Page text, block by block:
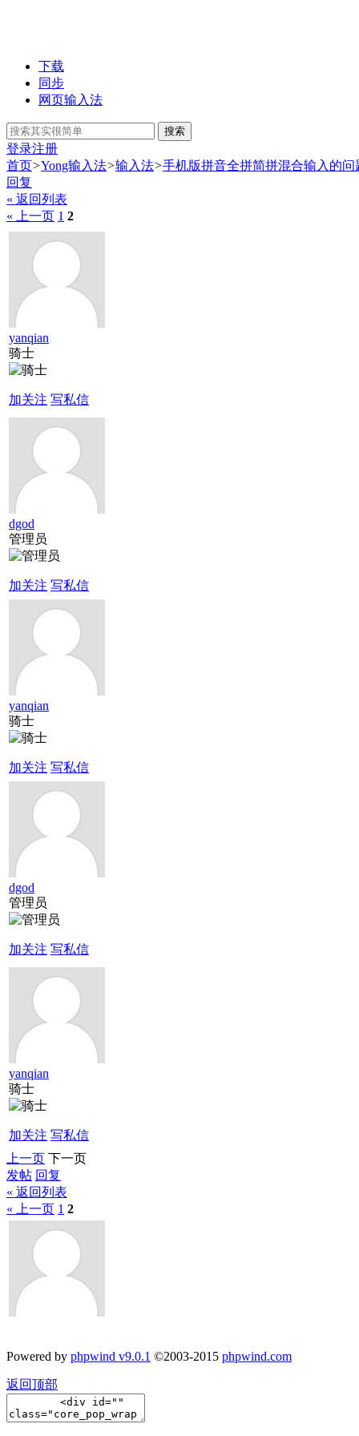
下载
同步
网页输入法
搜索
登录注册
首页>Yong输入法>输入法>手机版拼音全拼简拼混合输入的问
回复
« 返回列表
« 上一页 1 2
yanqian
骑士
加关注 写私信
dgod
管理员
加关注 写私信
yanqian
骑士
加关注 写私信
dgod
管理员
加关注 写私信
yanqian
骑士
加关注 写私信
上一页 下一页
发帖 回复
« 返回列表
« 上一页 1 2
Powered by phpwind v9.0.1 ©2003-2015 phpwind.com
返回顶部